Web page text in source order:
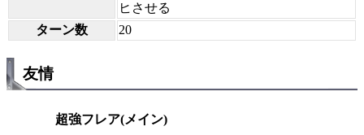
ヒさせる
ターン数
20
友情
超強フレア(メイン)